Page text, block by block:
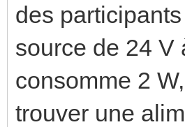
des
source de 24 V
consomme 2
trouver une